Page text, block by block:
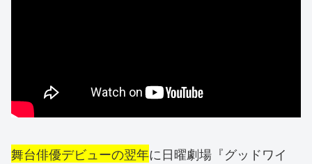
舞台俳優デビューの翌年に日曜劇場『グッドワイ